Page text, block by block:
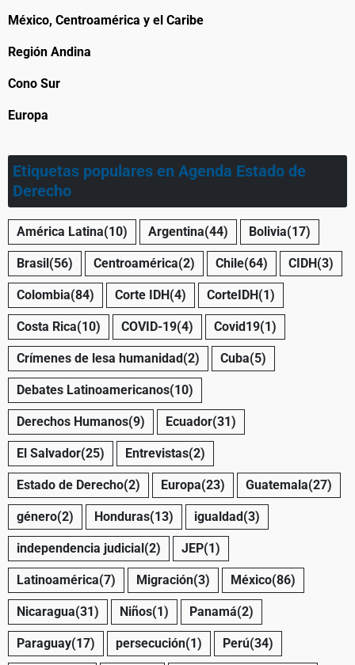
México, Centroamérica y el Caribe
Región Andina
Cono Sur
Europa
Etiquetas populares en Agenda Estado de
Derecho
América Latina(10) Argentina(44) Bolivia(17)
Brasil (56) Centroamérica(2) Chile(64) CIDH (3)
Colombia(84) Corte IDH (4) CorteIDH (1)
Costa Rica(10) COVID-19(4) Covid19(1)
Crímenes de lesa humanidad (2) Cuba(5)
Debates Latinoamericanos(10)
Derechos Humanos(9) Ecuador(31)
El Salvador(25) Entrevistas(2)
Estado de Derecho(2) Europa(23) Guatemala(27)
género(2) Honduras(13) igualdad (3)
independencia judicial (2) JEP(1)
Latinoamérica(7) Migración(3) México(86)
Nicaragua(31) Niños(1) Panamá(2)
Paraguay(17) persecución(1) Perú(34)